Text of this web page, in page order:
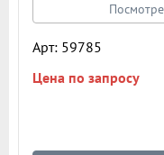
Арт: 59785
Цена по запросу